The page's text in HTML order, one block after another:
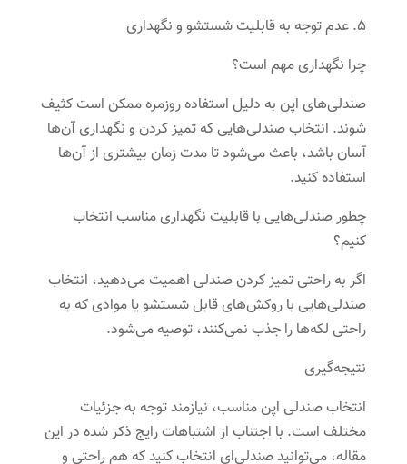
۵. عدم توجه به قابلیت شستشو و نگهداری
چرا نگهداری مهم است؟
صندلی‌های اپن به دلیل استفاده روزمره ممکن است کثیف
شوند. انتخاب صندلی‌هایی که تمیز کردن و نگهداری آن‌ها
آسان باشد، باعث می‌شود تا مدت زمان بیشتری از آن‌ها
استفاده کنید.
چطور صندلی‌هایی با قابلیت نگهداری مناسب انتخاب
کنیم؟
اگر به راحتی تمیز کردن صندلی اهمیت می‌دهید، انتخاب
صندلی‌هایی با روکش‌های قابل شستشو یا موادی که به
راحتی لکه‌ها را جذب نمی‌کنند، توصیه می‌شود.
نتیجه‌گیری
انتخاب صندلی اپن مناسب، نیازمند توجه به جزئیات
مختلف است. با اجتناب از اشتباهات رایج ذکر شده در این
مقاله، می‌توانید صندلی‌ای انتخاب کنید که هم راحتی و